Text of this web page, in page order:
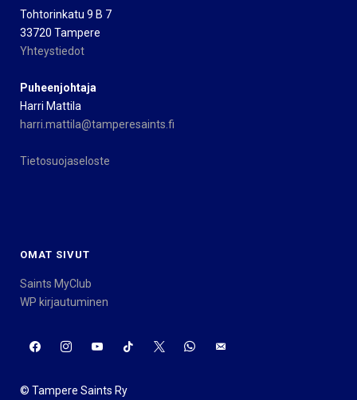
Tohtorinkatu 9 B 7
33720 Tampere
Yhteystiedot
Puheenjohtaja
Harri Mattila
harri.mattila@tamperesaints.fi
Tietosuojaseloste
OMAT SIVUT
Saints MyClub
WP kirjautuminen
© Tampere Saints Ry